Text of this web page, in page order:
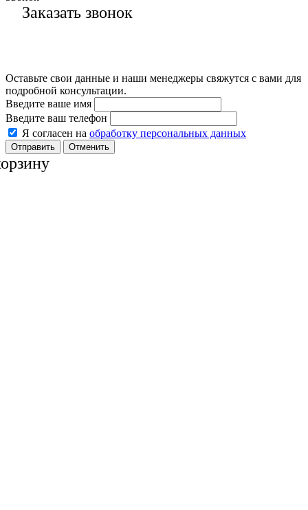
Заказать звонок
Оставьте свои данные и наши менеджеры свяжутся с вами для
подробной консультации.
Введите ваше имя
Введите ваш телефон
Я согласен на обработку персональных данных
Отменить